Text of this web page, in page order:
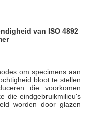
van ISO 4892
om specimens aan
bloot te stellen
die voorkomen
die eindgebruikmilieu's
worden door glazen